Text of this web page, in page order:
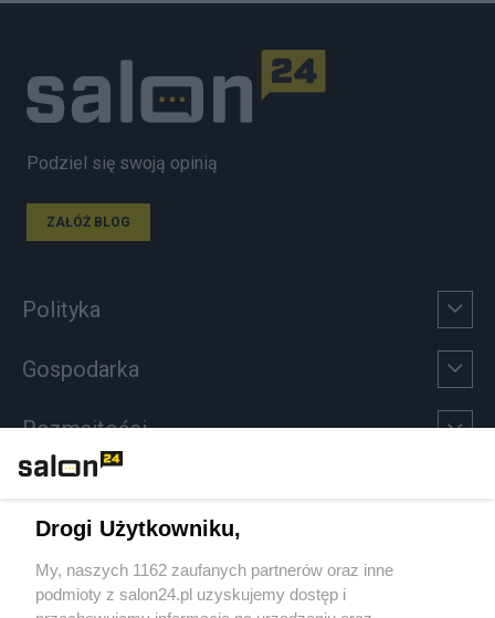
Podziel się swoją opinią
ZAŁÓŻ BLOG
Polityka
Gospodarka
Rozmaitości
Sport
Społeczeństwo
Drogi Użytkowniku,
My, naszych 1162 zaufanych partnerów oraz inne
podmioty z salon24.pl uzyskujemy dostęp i